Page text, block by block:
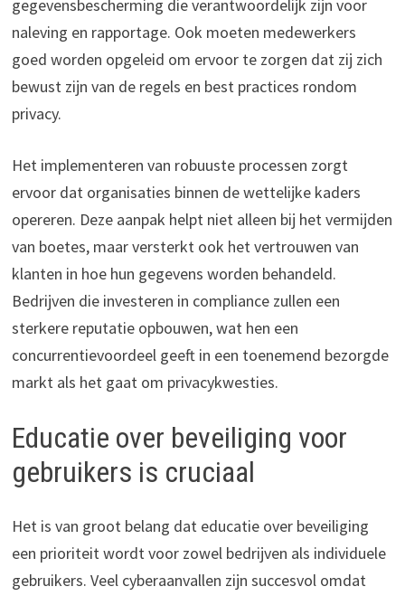
gegevensbescherming die verantwoordelijk zijn voor
naleving en rapportage. Ook moeten medewerkers
goed worden opgeleid om ervoor te zorgen dat zij zich
bewust zijn van de regels en best practices rondom
privacy.
Het implementeren van robuuste processen zorgt
ervoor dat organisaties binnen de wettelijke kaders
opereren. Deze aanpak helpt niet alleen bij het vermijden
van boetes, maar versterkt ook het vertrouwen van
klanten in hoe hun gegevens worden behandeld.
Bedrijven die investeren in compliance zullen een
sterkere reputatie opbouwen, wat hen een
concurrentievoordeel geeft in een toenemend bezorgde
markt als het gaat om privacykwesties.
Educatie over beveiliging voor
gebruikers is cruciaal
Het is van groot belang dat educatie over beveiliging
een prioriteit wordt voor zowel bedrijven als individuele
gebruikers. Veel cyberaanvallen zijn succesvol omdat